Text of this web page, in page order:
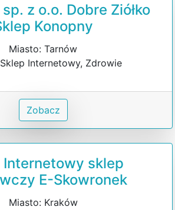
z o.o. Dobre Ziółko
Konopny
Miasto: Tarnów
Internetowy, Zdrowie
Zobacz
Internetowy sklep
E-Skowronek
Miasto: Kraków